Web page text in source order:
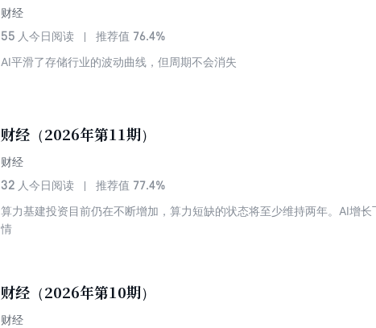
财经
55 人今日阅读 推荐值 76.4%
AI平滑了存储行业的波动曲线，但周期不会消失
财经（2026年第11期）
财经
32 人今日阅读 推荐值 77.4%
算力基建投资目前仍在不断增加，算力短缺的状态将至少维持两年。AI增
情
财经（2026年第10期）
财经